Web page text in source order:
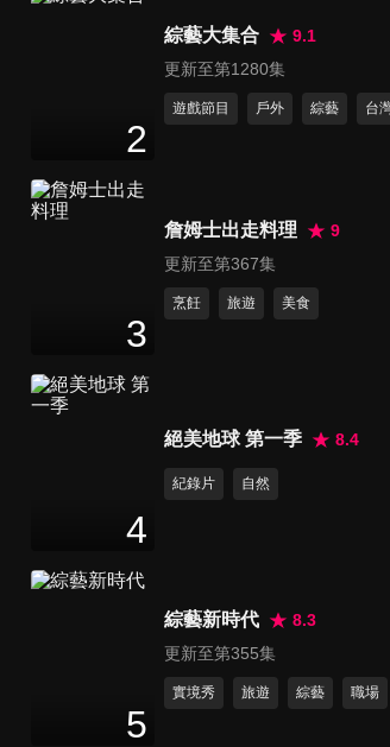
第9集 飛盤遊戲傳
給包包拍照
94分鐘
95分鐘
第11集 閨蜜助陣
愛意唱給你聽～弟
94
第14集 王梓蓴鄭
96
分鐘
2
綜藝大集合
9.1
更新至第1280集
遊戲節目 戶外 綜藝 台
3
詹姆士出走料理
9
更新至第367集
烹飪 旅遊 美食
4
絕美地球 第一季 8.4
紀錄片 自然
5
綜藝新時代
8.3
更新至第355集
實境秀 旅遊 綜藝 職場